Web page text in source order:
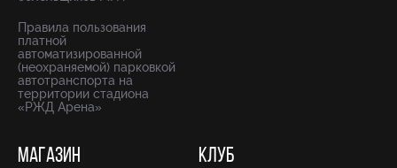
Правила пользования
платной
автоматизированной
(неохраняемой) парковкой
автотранспорта на
территории стадиона
«РЖД Арена»
МАГАЗИН КЛУБ